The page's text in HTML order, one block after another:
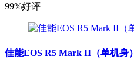
99%好评
佳能EOS R5 Mark II（单机身）